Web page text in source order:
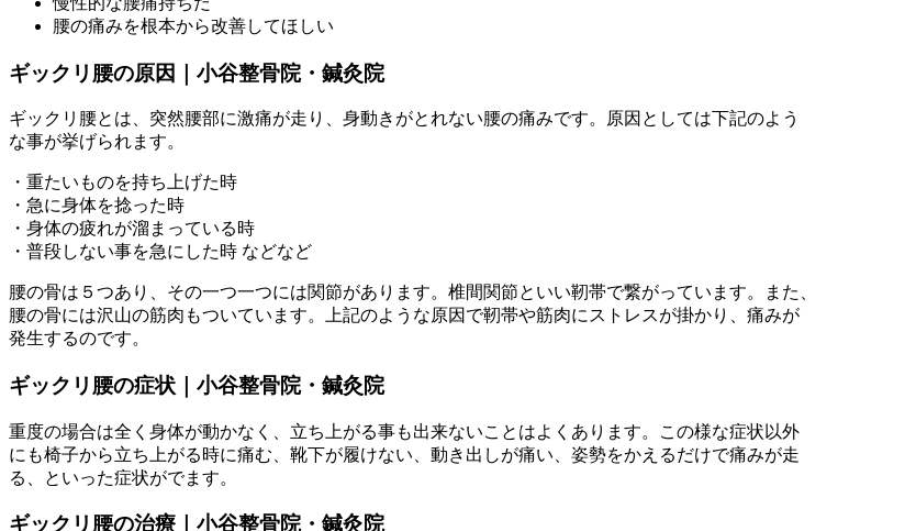
腰の痛みを根本から改善してほしい
ギックリ腰の原因｜小谷整骨院・鍼灸院
ギックリ腰とは、突然腰部に激痛が走り、身動きがとれない腰の痛みです。原因としては下記のよう
な事が挙げられます。
・重たいものを持ち上げた時
・急に身体を捻った時
・身体の疲れが溜まっている時
・普段しない事を急にした時 などなど
腰の骨は５つあり、その一つ一つには関節があります。椎間関節といい靭帯で繋がっています。また、
腰の骨には沢山の筋肉もついています。上記のような原因で靭帯や筋肉にストレスが掛かり、痛みが
発生するのです。
ギックリ腰の症状｜小谷整骨院・鍼灸院
重度の場合は全く身体が動かなく、立ち上がる事も出来ないことはよくあります。この様な症状以外
にも椅子から立ち上がる時に痛む、靴下が履けない、動き出しが痛い、姿勢をかえるだけで痛みが走
る、といった症状がでます。
ギックリ腰の治療｜小谷整骨院・鍼灸院